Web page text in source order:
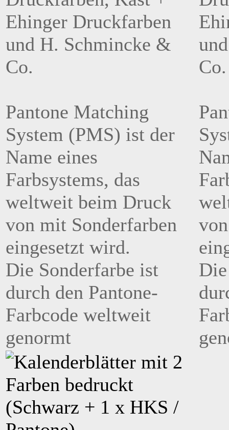
Ehinger Druckfarben
und H. Schmincke &
Co.
Pantone Matching
System (PMS) ist der
Name eines
Farbsystems, das
weltweit beim Druck
von mit Sonderfarben
eingesetzt wird.
Die Sonderfarbe ist
durch den Pantone-
Farbcode weltweit
genormt
Co.